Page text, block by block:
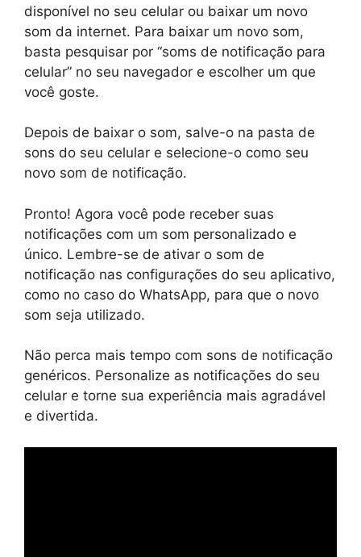
disponível no seu celular ou baixar um novo
som da internet. Para baixar um novo som,
basta pesquisar por “soms de notificação para
celular” no seu navegador e escolher um que
você goste.
Depois de baixar o som, salve-o na pasta de
sons do seu celular e selecione-o como seu
novo som de notificação.
Pronto! Agora você pode receber suas
notificações com um som personalizado e
único. Lembre-se de ativar o som de
notificação nas configurações do seu aplicativo,
como no caso do WhatsApp, para que o novo
som seja utilizado.
Não perca mais tempo com sons de notificação
genéricos. Personalize as notificações do seu
celular e torne sua experiência mais agradável
e divertida.